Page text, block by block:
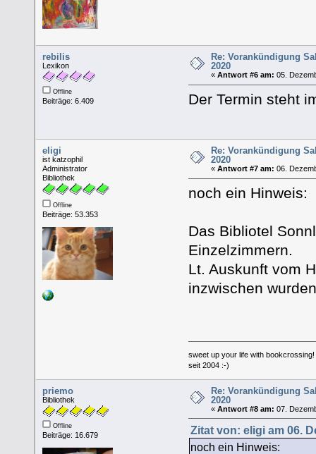
rebilis
Lexikon
Offline
Beiträge: 6.409
Re: Vorankündigung
2020
«Antwort #6 am: 05.
Der Termin steht
eligi
ist katzophil
Administrator
Bibliothek
Offline
Beiträge: 53.353
Re: Vorankündigung
2020
«Antwort #7 am: 06.
noch ein Hinweis:
Das Bibliotel
Einzelzimmern.
Lt. Auskunft vom
inzwischen
sweet up your life with bookcrossing!
seit 2004 :-)
priemo
Bibliothek
Offline
Beiträge: 16.679
Re: Vorankündigung
2020
«Antwort #8 am: 07.
Zitat von: eligi am 06.
noch ein Hinweis: